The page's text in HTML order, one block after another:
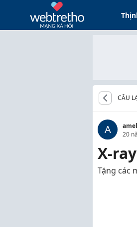
CÂU
A
20
X-
Tặng các